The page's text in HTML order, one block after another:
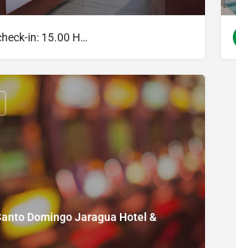
Hora de check-in: 15.00 Hora do verificação: 12.00
Domingo Jaragua Hotel &